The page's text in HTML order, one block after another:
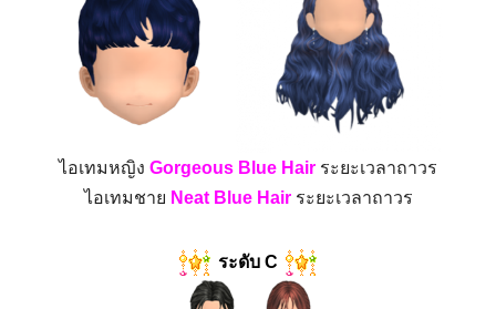
ไอเทมหญิง Gorgeous Blue Hair ระยะเวลาถาวร
ไอเทมชาย Neat Blue Hair ระยะเวลาถาวร
ระดับ C